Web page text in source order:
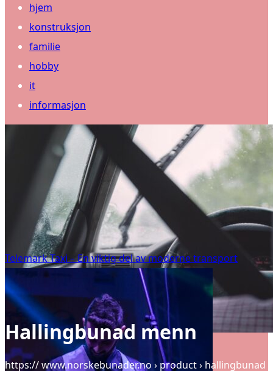
hjem
konstruksjon
familie
hobby
it
informasjon
Telemark Taxi – En viktig del av moderne transport
Hallingbunad menn
https:// www.norskebunader.no › product › hallingbunad